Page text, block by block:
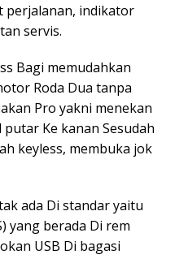
perjalanan, indikator
servis.
Bagi memudahkan
Roda Dua tanpa
Pro yakni menekan
Ke kanan Sesudah
keyless, membuka jok
ada Di standar yaitu
yang berada Di rem
USB Di bagasi